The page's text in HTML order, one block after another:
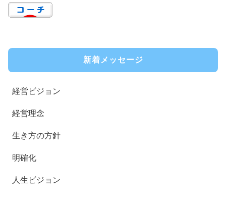
新着メッセージ
経営ビジョン
経営理念
生き方の方針
明確化
人生ビジョン